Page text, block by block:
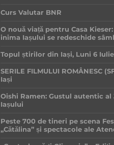
Curs Valutar BNR
O nouă viață pentru Casa
inima Iașului se redeschide
Topul știrilor din Iași, Luni 6
SERILE FILMULUI ROMÂNESC
Iași
Oishi Ramen: Gustul autentic
Iașului
Peste 700 de tineri pe scena
„Cătălina” și spectacole ale